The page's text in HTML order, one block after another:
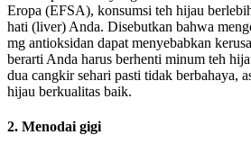
Eropa (EFSA), konsumsi teh hijau
hati (liver) Anda. Disebutkan bahwa
mg antioksidan dapat menyebabkan
berarti Anda harus berhenti minum teh
dua cangkir sehari pasti tidak berbahaya,
hijau berkualitas baik.
2. Menodai gigi